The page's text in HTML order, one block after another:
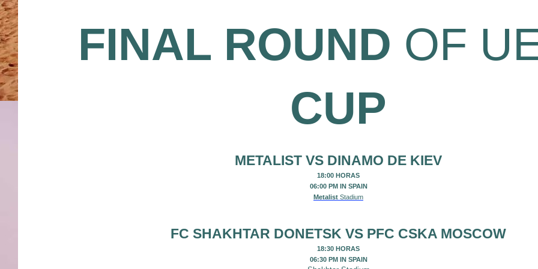
FINAL ROUND OF
CUP
METALIST VS DINAMO DE KIEV
18:00 HORAS
06:00 PM IN SPAIN
Metalist Stadium
FC SHAKHTAR DONETSK VS PFC CSKA MOSCOW
18:30 HORAS
06:30 PM IN SPAIN